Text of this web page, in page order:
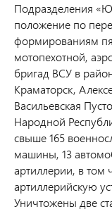
Подразделения
положение по
формированиям
мотопехотной,
бригад ВСУ в
Краматорск,
Васильевская
Народной
свыше 165
машины, 13
артиллерии, в том
артиллерийскую
Уничтожены две